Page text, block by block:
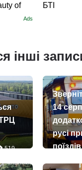
of
Ads
БТІ
інші
519
14
русі